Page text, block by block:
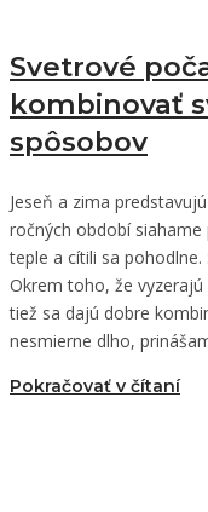
Svetrové
kombinovať
spôsobov
Jeseň a zima
ročných období
teple a cítili sa
Okrem toho, že
tiež sa dajú dobre
nesmierne dlho,
Pokračovať v čítaní